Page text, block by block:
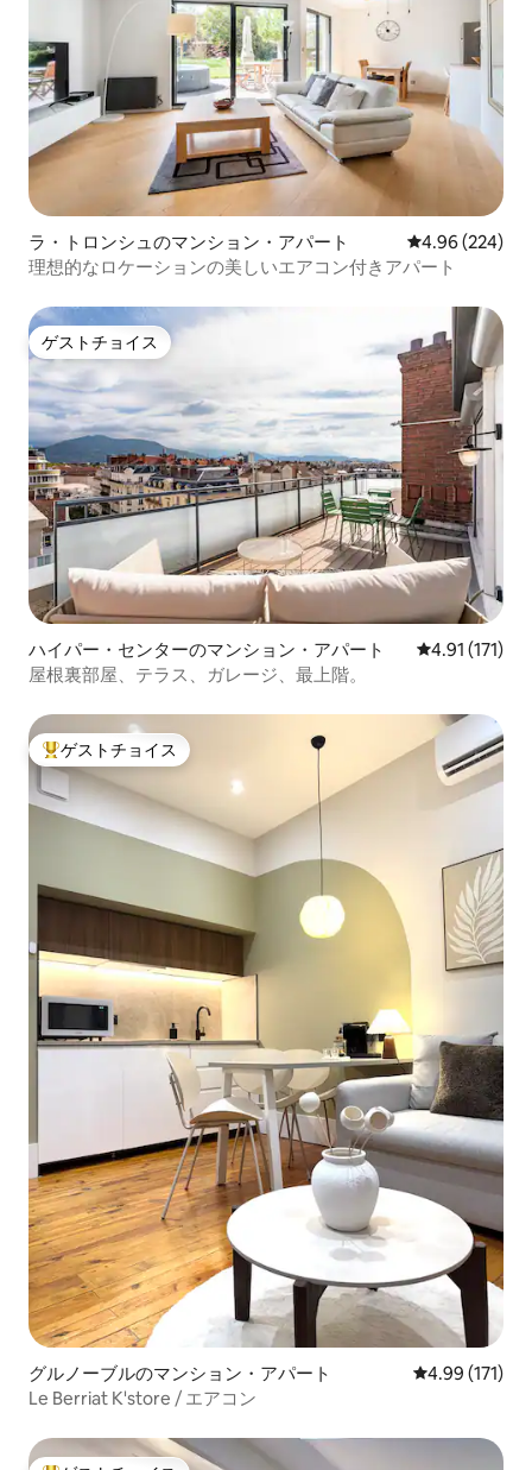
ラ・トロンシュのマンション・アパート レビュー224
4.96 (224)
理想的なロケーションの美しいエアコン付きアパート
ゲストチョイス
ゲストチョイス
ハイパー・センターのマンション・アパート レビュー171
4.91 (171)
屋根裏部屋、テラス、ガレージ、最上階。
大好評のゲストチョイスです。
ゲストチョイス
グルノーブルのマンション・アパート レビュー171
4.99 (171)
Le Berriat K'store / エアコン